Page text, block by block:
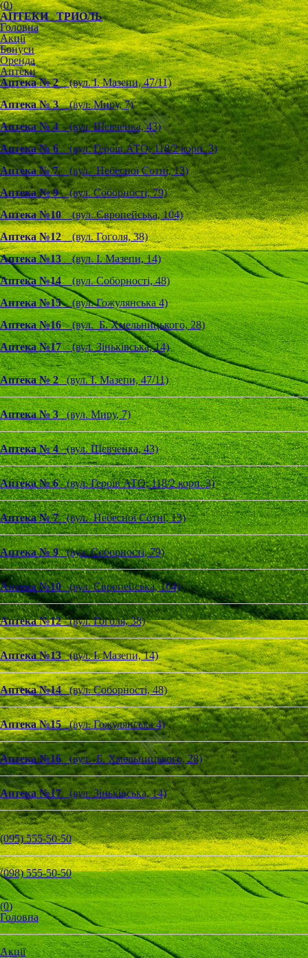
(0)
АПТЕКИ ТРИОЛЬ
Головна
Акції
Бонуси
Оренда
Аптеки
Аптека № 2 (вул. І. Мазепи, 47/11)
Аптека № 3 (вул. Миру, 7)
Аптека № 4 (вул. Шевченка, 43)
Аптека № 6 (вул. Героїв АТО, 118/2 корп. 3)
Аптека № 7 (вул. Небесної Сотні, 13)
Аптека № 9 (вул. Соборності, 79)
Аптека №10 (вул. Європейська, 104)
Аптека №12 (вул. Гоголя, 38)
Аптека №13 (вул. І. Мазепи, 14)
Аптека №14 (вул. Соборності, 48)
Аптека №15 (вул. Гожулянська 4)
Аптека №16 (вул. Б. Хмельницького, 28)
Аптека №17 (вул. Зіньківська, 14)
Аптека № 2(вул. І. Мазепи, 47/11)
Аптека № 3(вул. Миру, 7)
Аптека № 4(вул. Шевченка, 43)
Аптека № 6(вул. Героїв АТО, 118/2 корп. 3)
Аптека № 7(вул. Небесної Сотні, 13)
Аптека № 9(вул. Соборності, 79)
Аптека №10(вул. Європейська, 104)
Аптека №12(вул. Гоголя, 38)
Аптека №13(вул. І. Мазепи, 14)
Аптека №14(вул. Соборності, 48)
Аптека №15(вул. Гожулянська 4)
Аптека №16(вул. Б. Хмельницького, 28)
Аптека №17(вул. Зіньківська, 14)
(095) 555-50-50
(098) 555-50-50
(0)
Головна
Акції